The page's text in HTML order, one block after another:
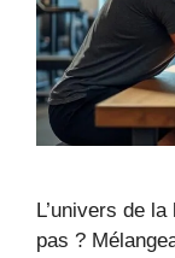
L’univers de
pas ?